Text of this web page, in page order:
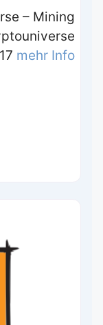
– Mining
mehr Info